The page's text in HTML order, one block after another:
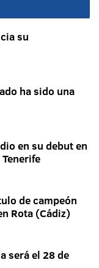
su
ha sido una
en su debut en
de campeón
Rota (Cádiz)
será el 28 de